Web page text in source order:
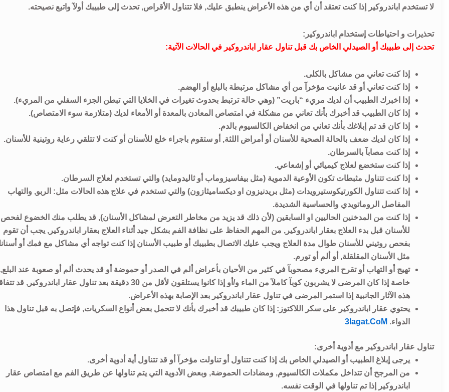
لا تستخدم اباندروكير إذا كنت تعتقد أن أي من هذه الأعراض ينطبق عليك, فلا تتناول الأقراص, تحدث إلى طبيبك أولآ واتبع نصيحته.
تحذيرات و احتياطات إستخدام اباندروكير:
تحدث إلى طبيبك أو الصيدلي الخاص بك قبل تناول عقار اباندروكير في الحالات الآتية:
إذا كنت تعاني من مشاكل بالكلى.
إذا كنت تعاني أو قد عانيت مؤخرآ من أي مشاكل مرتبطة بالبلع أو الهضم.
إذا اخبرك الطبيب أن لديك مريء “باريت” (وهي حالة ترتبط بحدوث تغيرات في الخلايا التي تبطن الجزء السفلي من المريء).
إذا كان الطبيب قد أخبرك بأنك تعاني من مشكلة في امتصاص المعادن بالمعدة أو الأمعاء لديك (متلازمة سوء الامتصاص).
إذا كان قد تم إبلاغك بأنك تعاني من انخفاض الكالسيوم بالدم.
إذا كان لديك ضعف بالحالة الصحية للأسنان أو أمراض اللثة, أو ستقوم باجراء خلع للأسنان أو كنت لا تتلقي رعاية روتينية للأسنان.
إذا كنت مصابآ بالسرطان.
إذا كنت ستخضع لعلاج كيميائي أو إشعاعي.
إذا كنت تتناول مثبطات تكون الأوعية الدموية (مثل بيفاسيزوماب أو ثاليدومايد) والتي تستخدم لعلاج السرطان.
إذا كنت تتناول الكورتيكوستيرويدات (مثل بريدنيزون او ديكساميثازون) والتي تستخدم في علاج هذه الحالات مثل: الربو, والتهاب
المفاصل الروماتويدي والحساسية الشديدة.
إذا كنت من المدخنين الحاليين او السابقين (لأن ذلك قد يزيد من مخاطر التعرض لمشاكل الأسنان), قد يطلب منك الخضوع لفحص
للأسنان قبل بدء العلاج بعقار اباندروكير, من المهم الحفاظ على نظافة الفم بشكل جيد أثناء العلاج بعقار اباندروكير, يجب أن تقوم
بفحص روتيني للأسنان طوال مدة العلاج ويجب عليك الاتصال بطبيبك أو طبيب الأسنان إذا كنت تواجه أي مشاكل مع فمك أو
مثل الأسنان المقلقلة, أو ألم أو تورم.
تهيج أو التهاب أو تقرح المريء مصحوبآ في كثير من الأحيان بأعراض ألم في الصدر أو حموضة أو قد يحدث ألم أو صعوبة عند البلع,
خاصة إذا كان المرضى لا يشربون كوبآ كاملآ من الماء و/أو إذا كانوا يستلقون لأقل من 30 دقيقة بعد تناول عقار اباندروكير,
هذه الآثار الجانبية إذا استمر المرضى في تناول عقار اباندروكير بعد الإصابة بهذه الأعراض.
يحتوي عقار اباندروكير على سكر اللاكتوز: إذا كان طبيبك قد أخبرك بأنك لا تتحمل بعض أنواع السكريات, فإتصل به قبل تناول هذا
الدواء. 3lagat.CoM
تناول عقار اباندروكير مع أدوية أخرى:
يرجى إبلاغ الطبيب أو الصيدلي الخاص بك إذا كنت تتناول أو تناولت مؤخرآ أو قد تتناول أية أدوية أخرى.
من المرجح أن تتداخل مكملات الكالسيوم, ومضادات الحموضة, وبعض الأدوية التي يتم تناولها عن طريق الفم مع امتصاص عقار
اباندروكير إذا تم تناولها في الوقت نفسه.